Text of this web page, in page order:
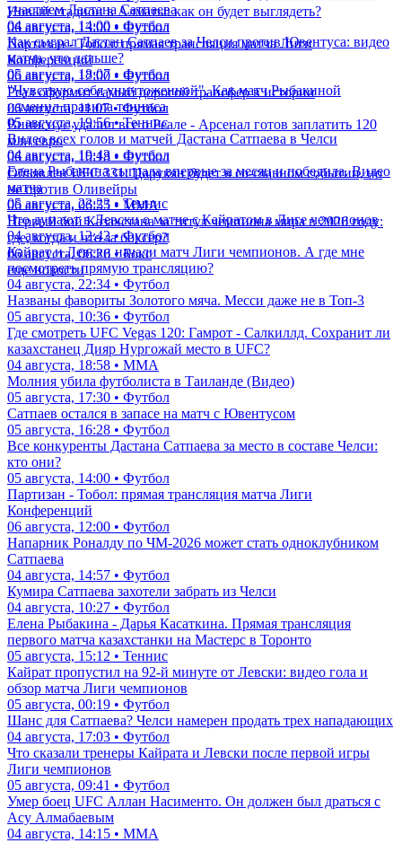
Новый стадион в Алматы: как он будет выглядеть?
06 августа, 13:00 • Футбол
Партизан - Тобол: прямая трансляция матча Лиги
Конференций
06 августа, 12:00 • Футбол
Реал оформит самый дорогой трансфер в истории
06 августа, 11:07 • Футбол
Винисиус удалил все о Реале - Арсенал готов заплатить 120
млн евро
06 августа, 10:18 • Футбол
Объявлен UFC 331: Царукян будет в со-главном событии, но
не против Оливейры
06 августа, 06:55 • ММА
Первый бой Казахстана за титул чемпиона мира в 2026 году:
где, когда и что за боксер?
06 августа, 06:26 • Бокс
еще новости
участием Дастана Сатпаева
04 августа, 14:00 • Футбол
Как сыграл Дастан Сатпаев за Челси против Ювентуса: видео
матча, что дальше?
05 августа, 18:07 • Футбол
"Чувствую себя уничтоженной". Как матч Рыбакиной
изменил правила тенниса
05 августа, 19:56 • Теннис
Видео всех голов и матчей Дастана Сатпаева в Челси
04 августа, 19:43 • Футбол
Елена Рыбакина сыграла впервые за месяц и победила. Видео
матча
05 августа, 23:23 • Теннис
Что думают в Левски о матче с Кайратом в Лиге чемпионов
04 августа, 12:42 • Футбол
Кайрат и Левски начали матч Лиги чемпионов. А где мне
посмотреть прямую трансляцию?
04 августа, 22:34 • Футбол
Названы фавориты Золотого мяча. Месси даже не в Топ-3
05 августа, 10:36 • Футбол
Где смотреть UFC Vegas 120: Гамрот - Салкиллд. Сохранит ли
казахстанец Дияр Нургожай место в UFC?
04 августа, 18:58 • ММА
Молния убила футболиста в Таиланде (Видео)
05 августа, 17:30 • Футбол
Сатпаев остался в запасе на матч с Ювентусом
05 августа, 16:28 • Футбол
Все конкуренты Дастана Сатпаева за место в составе Челси:
кто они?
05 августа, 14:00 • Футбол
Партизан - Тобол: прямая трансляция матча Лиги
Конференций
06 августа, 12:00 • Футбол
Напарник Роналду по ЧМ-2026 может стать одноклубником
Сатпаева
04 августа, 14:57 • Футбол
Кумира Сатпаева захотели забрать из Челси
04 августа, 10:27 • Футбол
Елена Рыбакина - Дарья Касаткина. Прямая трансляция
первого матча казахстанки на Мастерс в Торонто
05 августа, 15:12 • Теннис
Кайрат пропустил на 92-й минуте от Левски: видео гола и
обзор матча Лиги чемпионов
05 августа, 00:19 • Футбол
Шанс для Сатпаева? Челси намерен продать трех нападающих
04 августа, 17:03 • Футбол
Что сказали тренеры Кайрата и Левски после первой игры
Лиги чемпионов
05 августа, 09:41 • Футбол
Умер боец UFC Аллан Насименто. Он должен был драться с
Асу Алмабаевым
04 августа, 14:15 • ММА